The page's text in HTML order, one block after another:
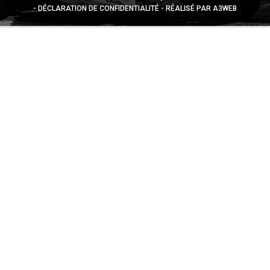
DÉCLARATION DE CONFIDENTIALITÉ
RÉALISÉ PAR A3WEB